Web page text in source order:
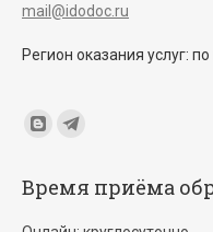
mail@idodoc.ru
Регион оказания услуг:
Find us on:
Blogger
opens
Telegram
opens
Время приёма